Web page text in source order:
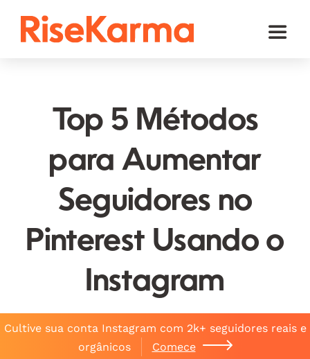
Toggle
TikTok
Facebook
YouTube
Twitter (𝕏)
Outros
Carrinho
Top 5 Métodos
para Aumentar
Seguidores no
Pinterest Usando o
Instagram
Cultive sua conta Instagram com 2k+ seguidores reais e
orgânicos
Comece